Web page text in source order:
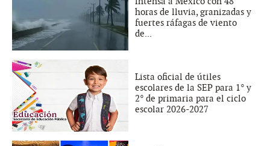
horas de lluvia, granizadas y
fuertes ráfagas de viento
de...
Lista oficial de útiles
escolares de la SEP para 1° y
2° de primaria para el ciclo
escolar 2026-2027